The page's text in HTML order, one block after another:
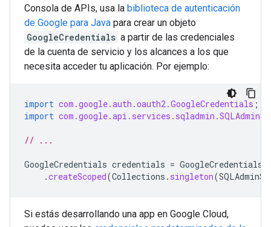
Consola de APIs, usa la biblioteca de autenticación
de Google para Java para crear un objeto
GoogleCredentials a partir de las credenciales
de la cuenta de servicio y los alcances a los que
necesita acceder tu aplicación. Por ejemplo:
import com.google.auth.oauth2.GoogleCredentials ;
import
// ...
GoogleCredentials credentials = GoogleCredentials
.createScoped(Collections . singleton(
Si estás desarrollando una app en Google Cloud,